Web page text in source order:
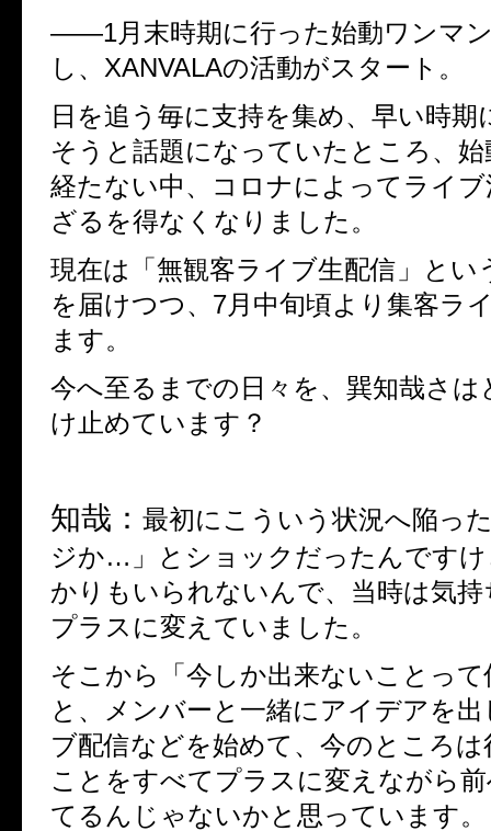
――1月末時期に行った始動ワンマ
し、 XANVALAの活動がスタート。
日を追う毎に支持を集め、早い時
そうと話題になっていたところ、
経たない中、コロナによってライ
ざるを得なくなりました。
現在は「無観客ライブ生配信」とい
を届けつつ、 7月中旬頃より集客ラ
ます。
今へ至るまでの日々を、巽知哉さは
け止めています？
知哉： 最初にこういう状況へ陥っ
ジか… 」とショックだったんです
かりもいられないんで、当時は気
プラスに変えていました。
そこから「今しか出来ないことっ
と、メンバーと一緒にアイデアを
ブ配信などを始めて、今のところ
ことをすべてプラスに変えながら
てるんじゃないかと思っています。